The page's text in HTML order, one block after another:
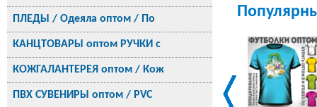
ПЛЕДЫ / Одеяла оптом / По
КАНЦТОВАРЫ оптом РУЧКИ с
КОЖГАЛАНТЕРЕЯ оптом / Кож
ПВХ СУВЕНИРЫ оптом / PVC